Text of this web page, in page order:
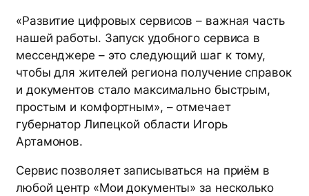
«Развитие цифровых сервисов – важная часть
нашей работы. Запуск удобного сервиса в
мессенджере – это следующий шаг к тому,
чтобы для жителей региона получение справок
и документов стало максимально быстрым,
простым и комфортным», – отмечает
губернатор Липецкой области Игорь
Артамонов.
Сервис позволяет записываться на приём в
любой центр «Мои документы» за несколько